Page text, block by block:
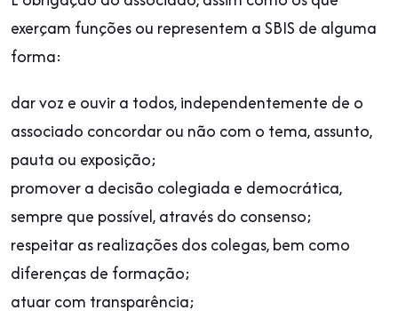
exerçam funções ou representem a SBIS de alguma
forma:
dar voz e ouvir a todos, independentemente de o
associado concordar ou não com o tema, assunto,
pauta ou exposição;
promover a decisão colegiada e democrática,
sempre que possível, através do consenso;
respeitar as realizações dos colegas, bem como
diferenças de formação;
atuar com transparência;